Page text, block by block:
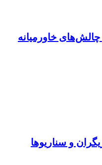
خاورمیانه
و سناریوها